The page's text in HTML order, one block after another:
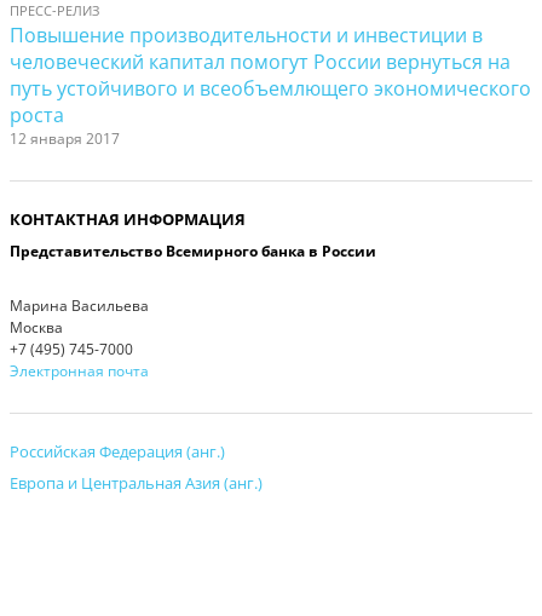
ПРЕСС-РЕЛИЗ
Повышение производительности и инвестиции в
человеческий капитал помогут России вернуться на
путь устойчивого и всеобъемлющего экономического
роста
12 января 2017
КОНТАКТНАЯ ИНФОРМАЦИЯ
Представительство Всемирного банка в России
Марина Васильева
Москва
+7 (495) 745-7000
Электронная почта
Российская Федерация (анг.)
Европа и Центральная Азия (анг.)